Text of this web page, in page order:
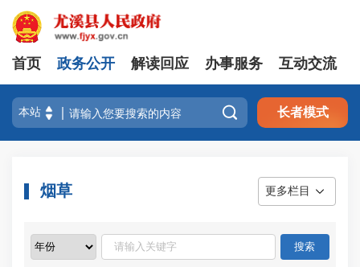
首页 政务公开 解读回应 办事服务 互动交流
 长者模式
烟草 更多栏目